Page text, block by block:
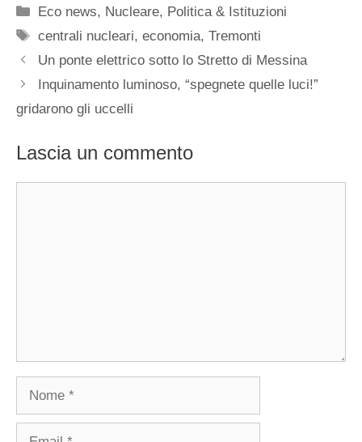
Categorie
Eco news, Nucleare, Politica & Istituzioni
Tag
centrali nucleari,economia,Tremonti
Un ponte elettrico sotto lo Stretto di Messina
Inquinamento luminoso, “spegnete quelle luci!”
gridarono gli uccelli
Lascia un commento
Nome
Email